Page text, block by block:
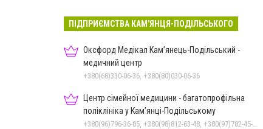
ПІДПРИЄМСТВА КАМ'ЯНЦЯ-ПОДІЛЬСЬКОГО
Оксфорд Медікал Кам’янець-Подільський -
медичний центр
+380(68)330-06-36, +380(80)030-06-36
Центр сімейної медицини - багатопрофільна
поліклініка у Кам’янці-Подільському
+380(96)796-36-85, +380(98)812-63-48, +380(97)782-45-70